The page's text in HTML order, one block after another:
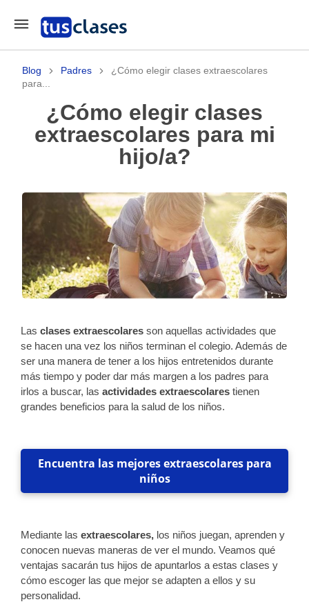
Blog Padres
¿Cómo elegir clases extraescolares
para...
¿Cómo elegir clases
extraescolares para mi
hijo/a?
Las clases extraescolares son aquellas actividades que
se hacen una vez los niños terminan el colegio. Además de
ser una manera de tener a los hijos entretenidos durante
más tiempo y poder dar más margen a los padres para
irlos a buscar, las actividades extraescolares tienen
grandes beneficios para la salud de los niños.
Encuentra las mejores extraescolares para
niños
Mediante las extraescolares, los niños juegan, aprenden y
conocen nuevas maneras de ver el mundo. Veamos qué
ventajas sacarán tus hijos de apuntarlos a estas clases y
cómo escoger las que mejor se adapten a ellos y su
personalidad.